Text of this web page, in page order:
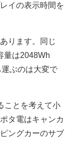
イの表示時間を
ります。同じ
量は2048Wh
ぶのは大変で
ことを考えて小
タ電はキャンカ
ングカーのサブ